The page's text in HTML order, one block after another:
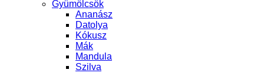
Gyümölcsök
Ananász
Datolya
Kókusz
Mák
Mandula
Szilva